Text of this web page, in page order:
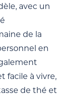
avec un
de la
en
facile à vivre,
de thé et